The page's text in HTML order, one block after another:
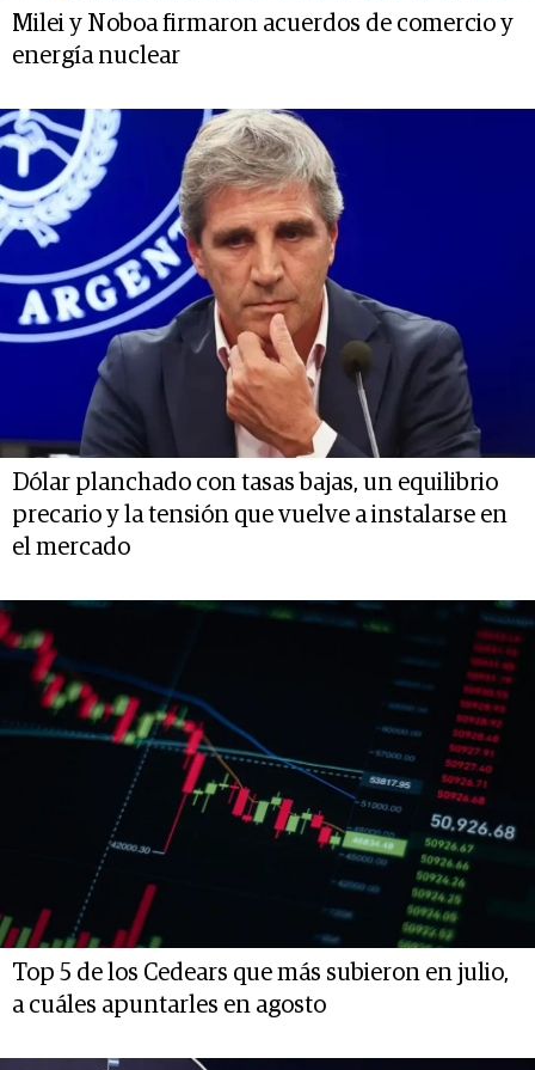
Milei y Noboa firmaron acuerdos de comercio y
energía nuclear
Dólar planchado con tasas bajas, un equilibrio
precario y la tensión que vuelve a instalarse en
el mercado
Top 5 de los Cedears que más subieron en julio,
a cuáles apuntarles en agosto